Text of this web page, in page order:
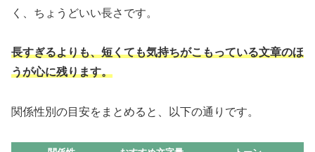
く、ちょうどいい長さです。
長すぎるよりも、短くても気持ちがこもっている文章のほ
うが心に残ります。
関係性別の目安をまとめると、以下の通りです。